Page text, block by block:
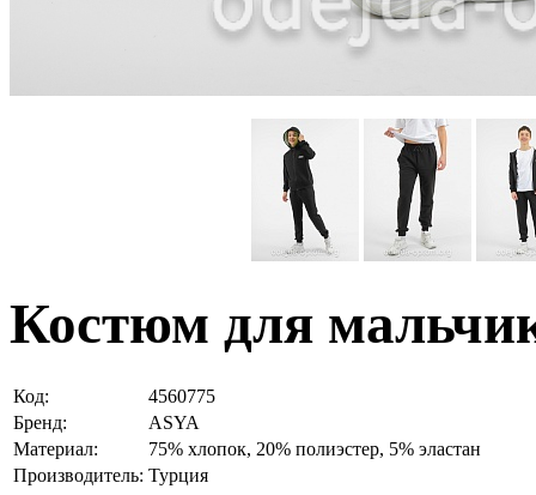
Костюм для
Код:
4560775
Бренд:
ASYA
Материал:
75% хлопок, 20% полиэстер, 5% эластан
Производитель: Турция